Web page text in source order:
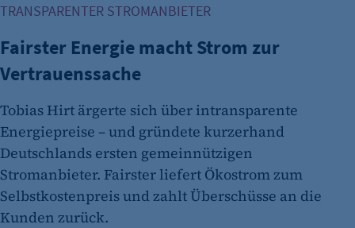
TRANSPARENTER STROMANBIETER
Fairster Energie macht Strom zur
Vertrauenssache
Tobias Hirt ärgerte sich über intransparente
Energiepreise – und gründete kurzerhand
Deutschlands ersten gemeinnützigen
Stromanbieter. Fairster liefert Ökostrom zum
Selbstkostenpreis und zahlt Überschüsse an die
Kunden zurück.